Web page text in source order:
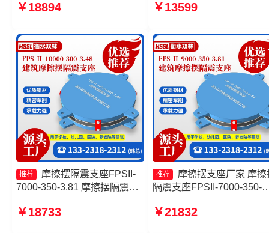
支座FBD 减隔震摩擦摆支座
￥18894
3000-400-4.11 建筑摩擦摆
￥13599
推荐
摩擦摆隔震支座FPSII-
7000-350-3.81 摩擦摆隔震支
工厂 建筑摩擦摆隔震支座
￥18733
推荐
摩擦摆支座厂家 摩擦
隔震支座FPSII-7000-350-
FPSII-1000-350-3.81厂家
￥21832